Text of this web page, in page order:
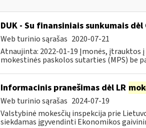
DUK - Su finansiniais sunkumais
Web turinio sąrašas 2020-07-21
Atnaujinta: 2022-01-19 Įmonės, įtrauktos į
mokestinės paskolos sutarties (MPS) be
Informacinis pranešimas dėl LR
Web turinio sąrašas 2024-07-19
Valstybinė mokesčių inspekcija prie
siekdamas įgyvendinti Ekonomikos